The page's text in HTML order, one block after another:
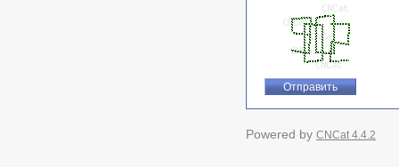
Powered by CNCat 4.4.2